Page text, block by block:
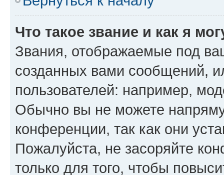
Что такое звание и как я
Звания, отображаемые под
созданных вами сообщений,
пользователей: например,
Обычно вы не можете
конференции, так как они
Пожалуйста, не засоряйте
только для того, чтобы